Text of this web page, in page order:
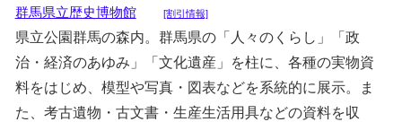
群馬県立歴史博物館 [割引情報]
県立公園群馬の森内。群馬県の「人々のくらし」「政
治・経済のあゆみ」「文化遺産」を柱に、各種の実物資
料をはじめ、模型や写真・図表などを系統的に展示。ま
た、考古遺物・古文書・生産生活用具などの資料を収